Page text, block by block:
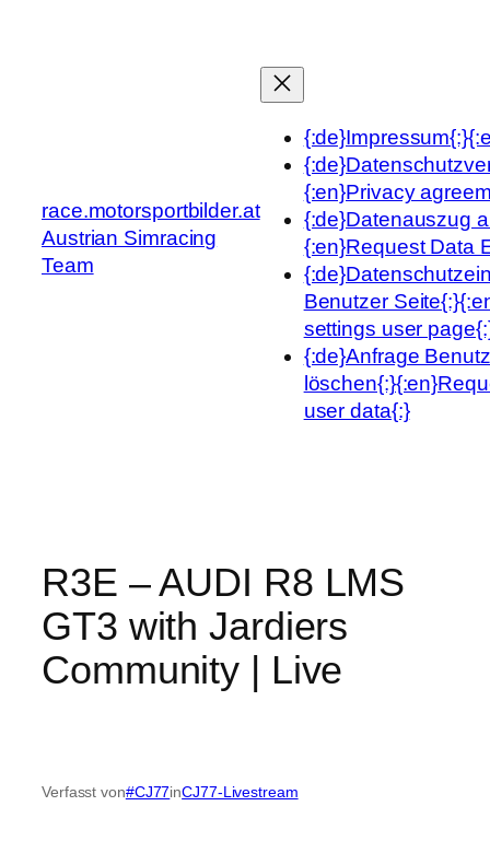
race.motorsportbilder.at
Austrian Simracing
Team
{:en}Privacy
{:de}Datenauszug
{:en}Request Data
Benutzer
settings user
{:de}Anfrage
user data{:}
R3E – AUDI R8 LMS
GT3 with Jardiers
Community | Live
Verfasst von#CJ77inCJ77-Livestream